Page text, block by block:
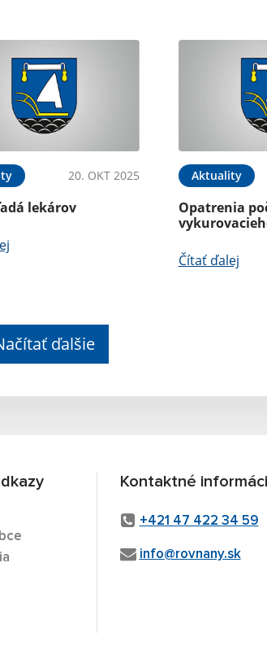
20. OKT 2025
lekárov
Aktuality
Opatrenia
Čítať ďalej
ďalšie
Kontaktné
+421 47 422 34 59
info@rovnany.sk